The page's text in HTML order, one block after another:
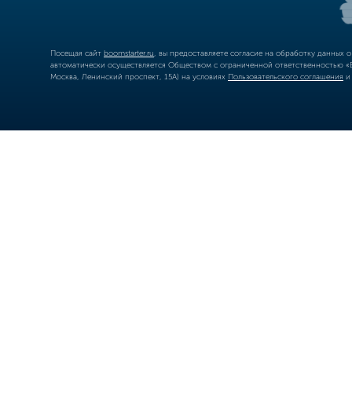
Посещая сайт boomstarter.ru , вы предоставляете согласие на обработку
автоматически осуществляется Обществом с ограниченной
Москва, Ленинский проспект, 15А) на условиях Пользовательского соглашения и